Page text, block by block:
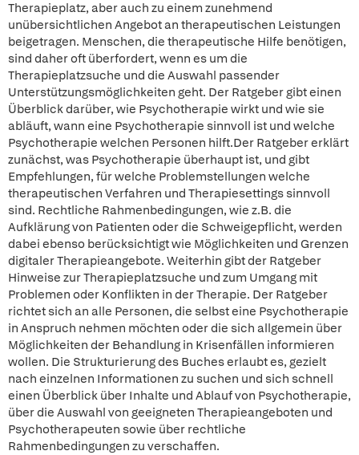
Therapieplatz, aber auch zu einem zunehmend
unübersichtlichen Angebot an therapeutischen Leistungen
beigetragen. Menschen, die therapeutische Hilfe benötigen,
sind daher oft überfordert, wenn es um die
Therapieplatzsuche und die Auswahl passender
Unterstützungsmöglichkeiten geht. Der Ratgeber gibt einen
Überblick darüber, wie Psychotherapie wirkt und wie sie
abläuft, wann eine Psychotherapie sinnvoll ist und welche
Psychotherapie welchen Personen hilft.Der Ratgeber erklärt
zunächst, was Psychotherapie überhaupt ist, und gibt
Empfehlungen, für welche Problemstellungen welche
therapeutischen Verfahren und Therapiesettings sinnvoll
sind. Rechtliche Rahmenbedingungen, wie z.B. die
Aufklärung von Patienten oder die Schweigepflicht, werden
dabei ebenso berücksichtigt wie Möglichkeiten und Grenzen
digitaler Therapieangebote. Weiterhin gibt der Ratgeber
Hinweise zur Therapieplatzsuche und zum Umgang mit
Problemen oder Konflikten in der Therapie. Der Ratgeber
richtet sich an alle Personen, die selbst eine Psychotherapie
in Anspruch nehmen möchten oder die sich allgemein über
Möglichkeiten der Behandlung in Krisenfällen informieren
wollen. Die Strukturierung des Buches erlaubt es, gezielt
nach einzelnen Informationen zu suchen und sich schnell
einen Überblick über Inhalte und Ablauf von Psychotherapie,
über die Auswahl von geeigneten Therapieangeboten und
Psychotherapeuten sowie über rechtliche
Rahmenbedingungen zu verschaffen.